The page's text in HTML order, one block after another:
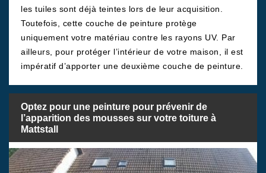
les tuiles sont déjà teintes lors de leur acquisition.
Toutefois, cette couche de peinture protège
uniquement votre matériau contre les rayons UV. Par
ailleurs, pour protéger l’intérieur de votre maison, il est
impératif d’apporter une deuxième couche de peinture.
Optez pour une peinture pour prévenir de
l’apparition des mousses sur votre toiture à
Mattstall